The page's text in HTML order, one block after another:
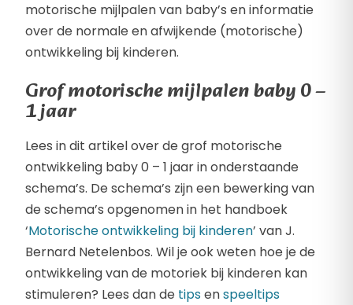
motorische mijlpalen van baby’s en informatie
over de normale en afwijkende (motorische)
ontwikkeling bij kinderen.
Grof motorische mijlpalen baby 0 –
1 jaar
Lees in dit artikel over de grof motorische
ontwikkeling baby 0 – 1 jaar in onderstaande
schema’s. De schema’s zijn een bewerking van
de schema’s opgenomen in het handboek
‘Motorische ontwikkeling bij kinderen’ van J.
Bernard Netelenbos. Wil je ook weten hoe je de
ontwikkeling van de motoriek bij kinderen kan
stimuleren? Lees dan de tipsenspeeltips